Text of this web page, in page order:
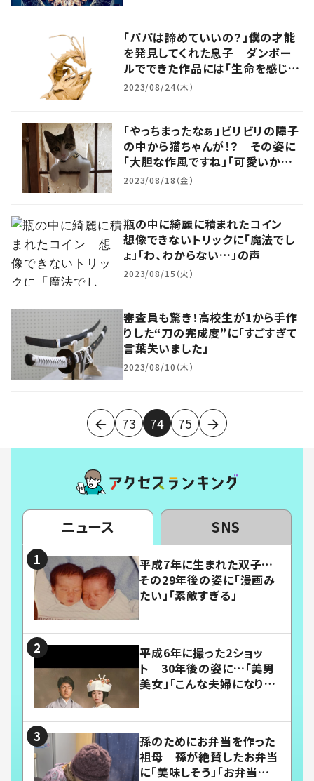
「パパは諦めていいの？」僕の才能
を発見してくれた息子 ダンボー
ルでできた作品には「生命を感じ
る」の声
2023/08/24（木）
「やっちまったなぁ」ビリビリの障子
の中から猫ちゃんが！？ その姿に
「大胆な作風ですね」「可愛いから
許す」の声
2023/08/18（金）
瓶の中に綺麗に積まれたコイン
想像できないトリックに「魔法でし
ょ」「わ、わからない…」の声
2023/08/15（火）
審査員も驚き！高校生が1から手作
りした“刀の完成度”に「すごすぎて
言葉失いました」
2023/08/10（木）
73 74 75
ニュース SNS
平成7年に生まれた双子…
その29年後の姿に「漫画み
たい」「素敵すぎる」
平成6年に撮った2ショッ
ト 30年後の姿に…「美男
美女」「こんな夫婦になりた
孫のためにお弁当を作った
祖母 孫が絶賛したお弁当
に「美味しそう」「お弁当すご